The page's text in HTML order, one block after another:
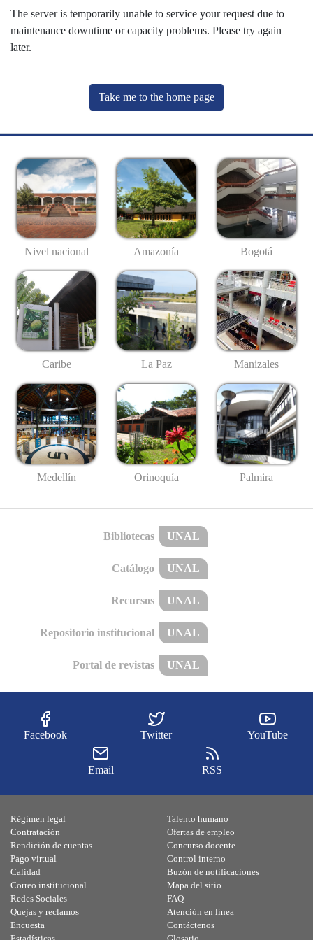
The server is temporarily unable to service your request due to
maintenance downtime or capacity problems. Please try again
later.
Take me to the home page
Nivel nacional Amazonía Bogotá
Caribe La Paz Manizales
Medellín Orinoquía Palmira
Bibliotecas UNAL
Catálogo UNAL
Recursos UNAL
Repositorio institucional UNAL
Portal de revistas UNAL
Facebook Twitter YouTube
Email RSS
Régimen legal
Contratación
Rendición de cuentas
Pago virtual
Calidad
Talento humano
Ofertas de empleo
Concurso docente
Control interno
Buzón de notificaciones
Correo institucional
Redes Sociales
Quejas y reclamos
Encuesta
Mapa del sitio
FAQ
Atención en línea
Contáctenos